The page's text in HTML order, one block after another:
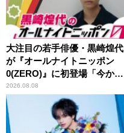
大注目の若手俳優・黒崎煌代
が『オールナイトニッポン
0(ZERO)』に初登場「今から
とてもワクワクしておりま
す！」
2026.08.08